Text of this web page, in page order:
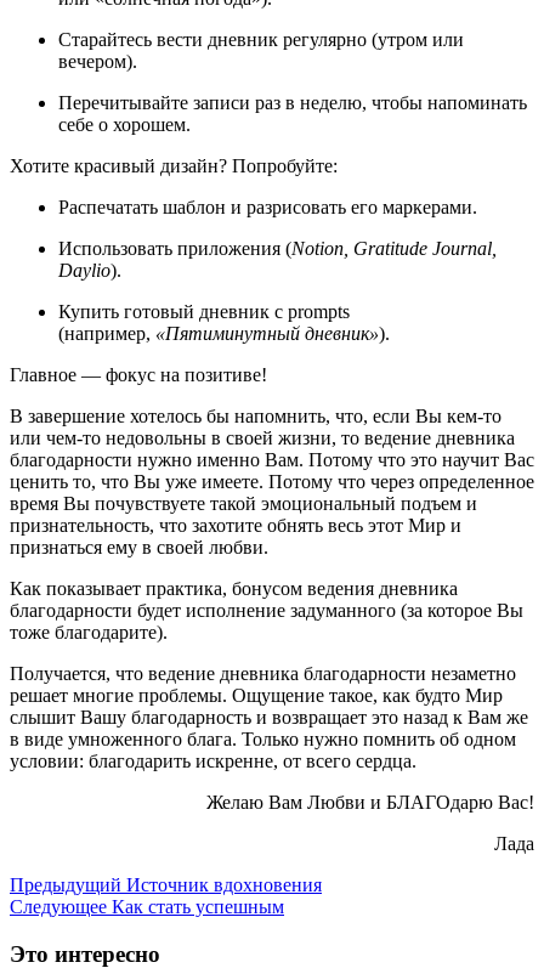
Старайтесь вести дневник регулярно (утром или
вечером).
Перечитывайте записи раз в неделю, чтобы напоминать
себе о хорошем.
Хотите красивый дизайн? Попробуйте:
Распечатать шаблон и разрисовать его маркерами.
Использовать приложения (Notion, Gratitude Journal,
Daylio).
Купить готовый дневник с prompts
(например, «Пятиминутный дневник»).
Главное — фокус на позитиве!
В завершение хотелось бы напомнить, что, если Вы кем-то
или чем-то недовольны в своей жизни, то ведение дневника
благодарности нужно именно Вам. Потому что это научит Вас
ценить то, что Вы уже имеете. Потому что через определенное
время Вы почувствуете такой эмоциональный подъем и
признательность, что захотите обнять весь этот Мир и
признаться ему в своей любви.
Как показывает практика, бонусом ведения дневника
благодарности будет исполнение задуманного (за которое Вы
тоже благодарите).
Получается, что ведение дневника благодарности незаметно
решает многие проблемы. Ощущение такое, как будто Мир
слышит Вашу благодарность и возвращает это назад к Вам же
в виде умноженного блага. Только нужно помнить об одном
условии: благодарить искренне, от всего сердца.
Желаю Вам Любви и БЛАГОдарю Вас!
Лада
Предыдущий Источник вдохновения
Следующее Как стать успешным
Это интересно